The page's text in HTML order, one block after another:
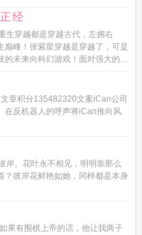
经
生穿越都是穿越古代，左拥右
巅峰！张紫星穿越是穿越了，可是
的未来向科幻游戏！面对强大的敌
章积分135482320文案iCan公司
在反机器人的呼声将iCan推向风
岸。花叶永不相见，明明靠那么
？彼岸花鲜艳如她，同样都是本身
果有围棋上帝的话，他让我两子